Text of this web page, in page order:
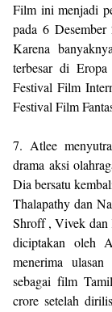
Film ini menjadi
pada 6
Karena
terbesar di
Festival Film
Festival Film
7. Atlee
drama aksi
Dia bersatu
Thalapathy dan
Shroff , Vivek dan
diciptakan oleh
menerima
sebagai film
crore setelah